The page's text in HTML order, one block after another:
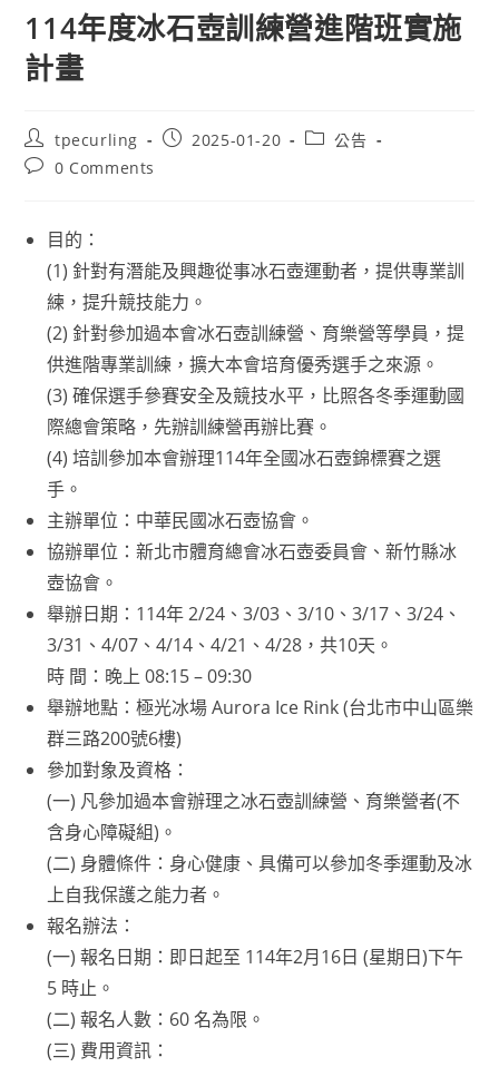
114年度冰石壺訓練營進階班實施
計畫
Post
author:
tpecurling
Post2025-01-20
Post公告
Post0 Comments
目的：
(1) 針對有潛能及興趣從事冰石壺運動者，提供專業訓
練，提升競技能力。
(2) 針對參加過本會冰石壺訓練營、育樂營等學員，提
供進階專業訓練，擴大本會培育優秀選手之來源。
(3) 確保選手參賽安全及競技水平，比照各冬季運動國
際總會策略，先辦訓練營再辦比賽。
(4) 培訓參加本會辦理114年全國冰石壺錦標賽之選
手。
主辦單位：中華民國冰石壺協會。
協辦單位：新北市體育總會冰石壺委員會、新竹縣冰
壺協會。
舉辦日期：114年 2/24、3/03、3/10、3/17、3/24、
3/31、4/07、4/14、4/21、4/28，共10天。
時 間：晚上 08:15 – 09:30
舉辦地點：極光冰場 Aurora Ice Rink (台北市中山區樂
群三路200號6樓)
參加對象及資格：
(一) 凡參加過本會辦理之冰石壺訓練營、育樂營者(不
含身心障礙組)。
(二) 身體條件：身心健康、具備可以參加冬季運動及冰
上自我保護之能力者。
報名辦法：
(一) 報名日期：即日起至 114年2月16日 (星期日)下午
5 時止。
(二) 報名人數：60 名為限。
(三) 費用資訊：